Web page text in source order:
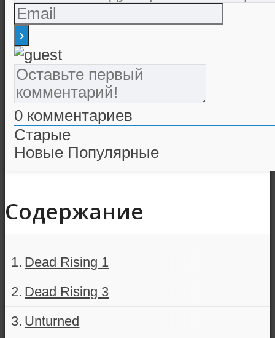
0 комментариев
Старые
Новые Популярные
Содержание
Dead Rising 1
Dead Rising 3
Unturned